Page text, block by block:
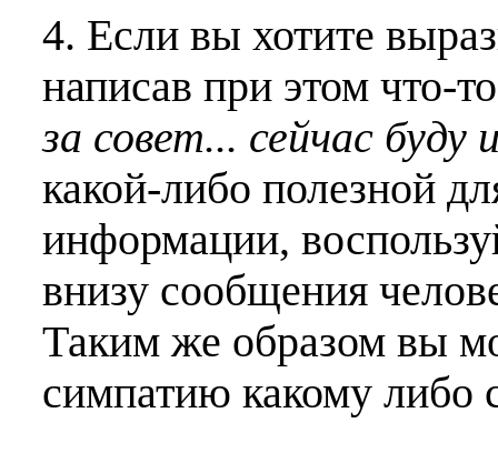
4. Если вы хотите
написав при этом что-
за совет... сейчас буду
какой-либо полезной
информации,
внизу сообщения
Таким же образом вы
симпатию какому